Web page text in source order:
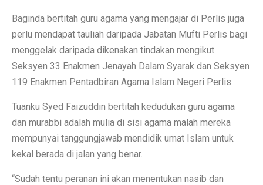
Baginda bertitah guru agama yang mengajar di Perlis juga
perlu mendapat tauliah daripada Jabatan Mufti Perlis bagi
menggelak daripada dikenakan tindakan mengikut
Seksyen 33 Enakmen Jenayah Dalam Syarak dan Seksyen
119 Enakmen Pentadbiran Agama Islam Negeri Perlis.
Tuanku Syed Faizuddin bertitah kedudukan guru agama
dan murabbi adalah mulia di sisi agama malah mereka
mempunyai tanggungjawab mendidik umat Islam untuk
kekal berada di jalan yang benar.
“Sudah tentu peranan ini akan menentukan nasib dan